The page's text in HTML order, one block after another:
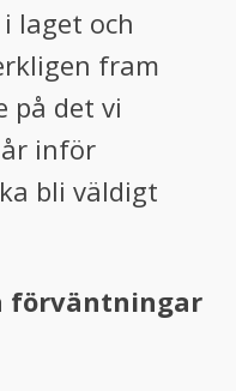
laget och
fram
på det vi
inför
bli väldigt
förväntningar